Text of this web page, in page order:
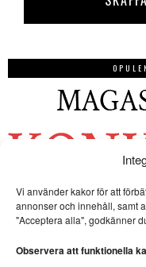
Vi använder kakor för att
annonser och innehåll, samt
"Acceptera alla", godkänner
Observera att funktionella